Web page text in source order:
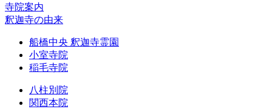
寺院案内
釈迦寺の由来
船橋中央 釈迦寺霊園
小室寺院
稲毛寺院
八柱別院
関西本院